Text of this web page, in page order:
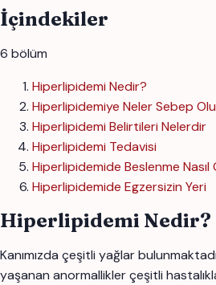
İçindekiler
6 bölüm
Hiperlipidemi Nedir?
Hiperlipidemiye Neler Sebep
Hiperlipidemi Belirtileri Nelerdir
Hiperlipidemi Tedavisi
Hiperlipidemide Beslenme Nasıl
Hiperlipidemide Egzersizin Yeri
Hiperlipidemi Nedir?
Kanımızda çeşitli yağlar
yaşanan anormallikler çeşitli